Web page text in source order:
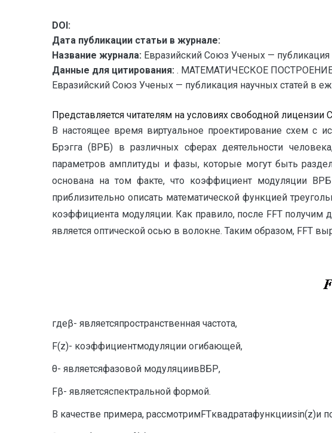
DOI:
Дата публикации статьи в журнале:
Название журнала: Евразийский Союз Ученых —
Данные для цитирования: . МАТЕМАТИЧЕСКОЕ
Евразийский Союз Ученых — публикация научных статей в
Представляется читателям на условиях свободной лицензии
В настоящее время виртуальное проектирование схем с
Брэгга (ВРБ) в различных сферах деятельности
параметров амплитуды и фазы, которые могут быть
основана на том факте, что коэффициент модуляции
приблизительно описать математической функцией
коэффициента модуляции. Как правило, после FFT
является оптической осью в волокне. Таким образом, FFT
гдеβ- являетсяпространственная частота,
F(z)- коэффициентмодуляции огибающей,
θ- являетсяфазовой модуляциивВБР,
Fβ- являетсяспектральной формой.
В качестве примера, рассмотримFTквадратафункцииsin(z)и